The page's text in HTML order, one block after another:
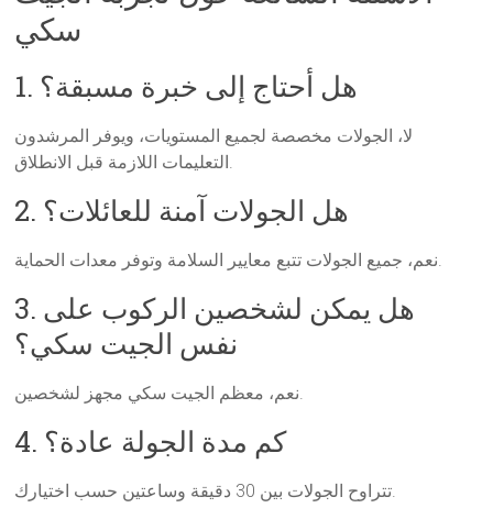
سكي
1. هل أحتاج إلى خبرة مسبقة؟
لا، الجولات مخصصة لجميع المستويات، ويوفر المرشدون
التعليمات اللازمة قبل الانطلاق.
2. هل الجولات آمنة للعائلات؟
نعم، جميع الجولات تتبع معايير السلامة وتوفر معدات الحماية.
3. هل يمكن لشخصين الركوب على
نفس الجيت سكي؟
نعم، معظم الجيت سكي مجهز لشخصين.
4. كم مدة الجولة عادة؟
تتراوح الجولات بين 30 دقيقة وساعتين حسب اختيارك.